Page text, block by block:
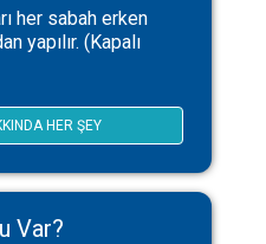
her sabah erken
yapılır. (Kapalı
HER ŞEY
Var?